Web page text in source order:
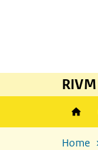
RIVM
Home